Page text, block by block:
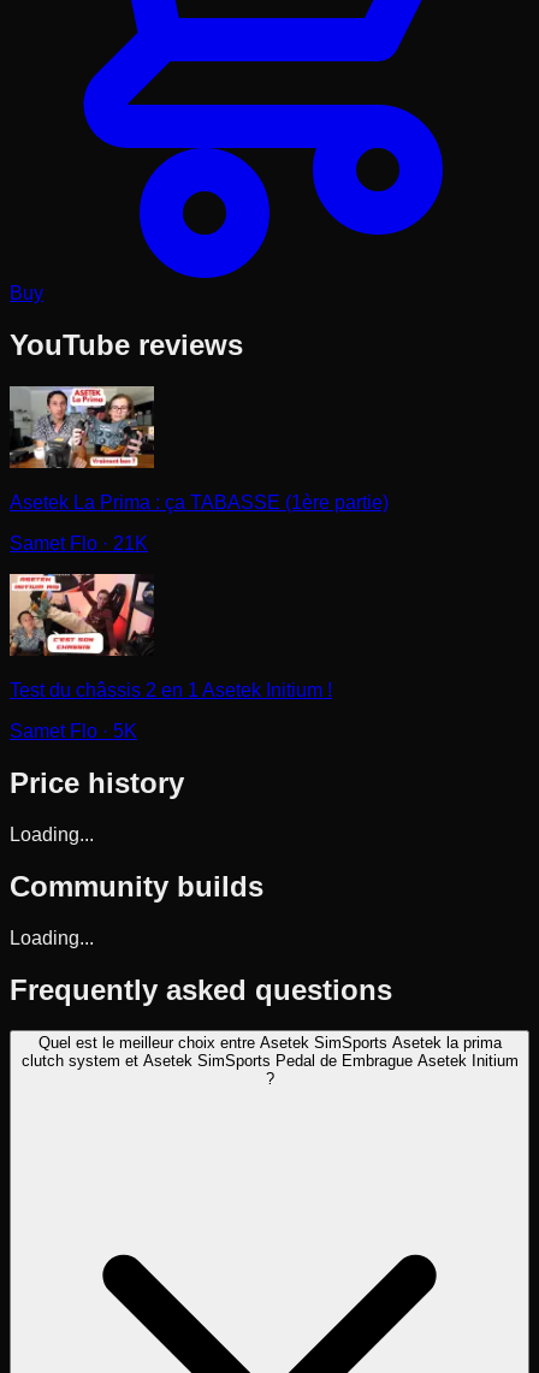
Buy
YouTube reviews
Asetek La Prima : ça TABASSE (1ère partie)
Samet Flo · 21K
Test du châssis 2 en 1 Asetek Initium !
Samet Flo · 5K
Price history
Loading...
Community builds
Loading...
Frequently asked questions
Quel est le meilleur choix entre Asetek SimSports Asetek la prima
clutch system et Asetek SimSports Pedal de Embrague Asetek Initium
?